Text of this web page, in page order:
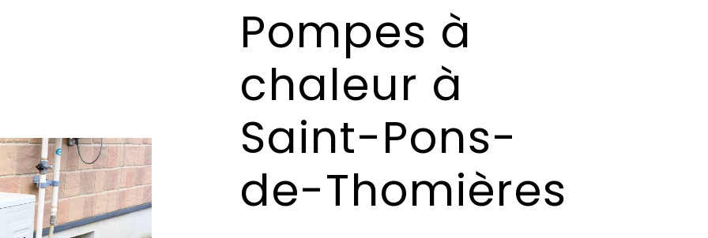
Pompes à
chaleur à
Saint-Pons-
de-Thomières